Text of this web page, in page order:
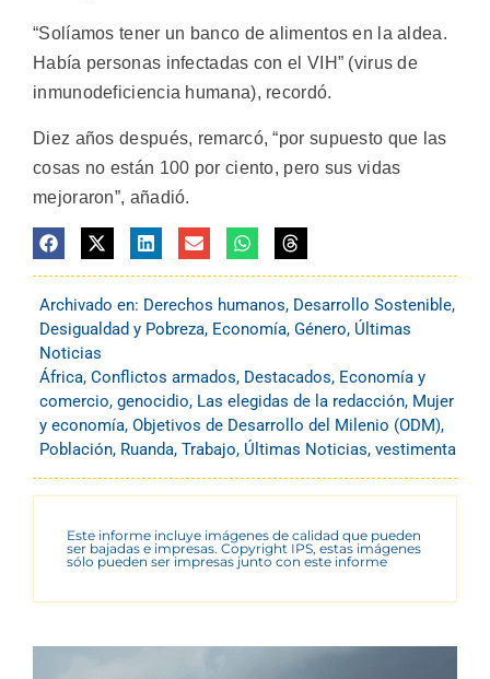
“Solíamos tener un banco de alimentos en la aldea.
Había personas infectadas con el VIH” (virus de
inmunodeficiencia humana), recordó.
Diez años después, remarcó, “por supuesto que las
cosas no están 100 por ciento, pero sus vidas
mejoraron”, añadió.
Archivado en: Derechos humanos, Desarrollo Sostenible,
Desigualdad y Pobreza, Economía, Género, Últimas
Noticias
África, Conflictos armados, Destacados, Economía y
comercio, genocidio, Las elegidas de la redacción, Mujer
y economía, Objetivos de Desarrollo del Milenio (ODM),
Población, Ruanda, Trabajo, Últimas Noticias, vestimenta
Este informe incluye imágenes de calidad que pueden
ser bajadas e impresas. Copyright IPS, estas imágenes
sólo pueden ser impresas junto con este informe